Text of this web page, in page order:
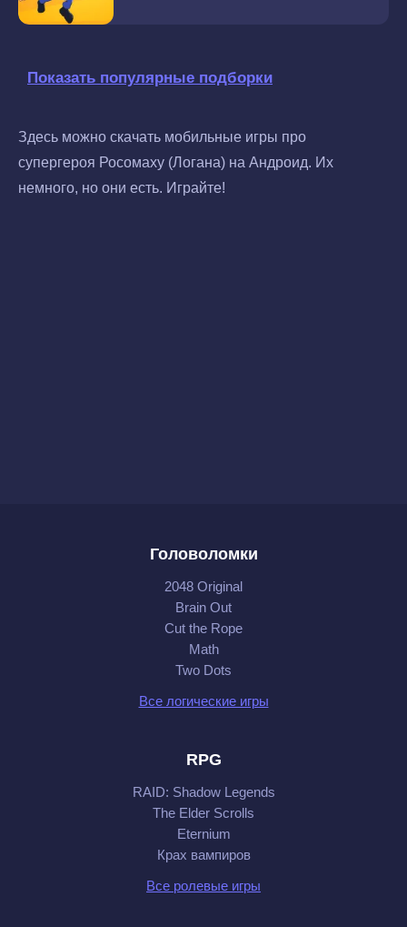
Показать популярные подборки
Здесь можно скачать мобильные игры про
супергероя Росомаху (Логана) на Андроид. Их
немного, но они есть. Играйте!
Головоломки
2048 Original
Brain Out
Cut the Rope
Math
Two Dots
Все логические игры
RPG
RAID: Shadow Legends
The Elder Scrolls
Eternium
Крах вампиров
Все ролевые игры